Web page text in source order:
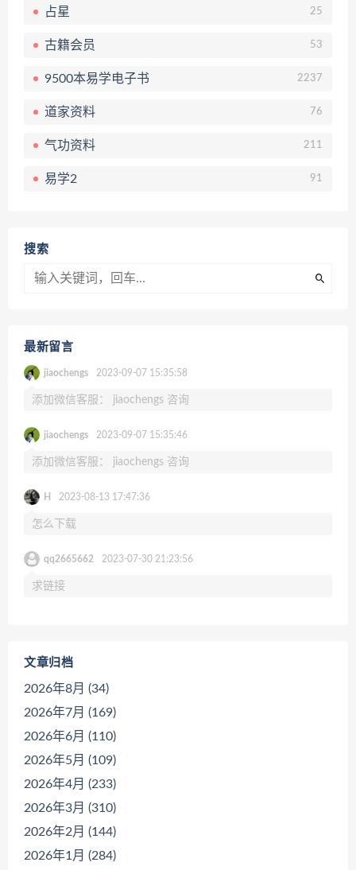
占星 25
古籍会员 53
9500本易学电子书 2237
道家资料 76
气功资料 211
易学2 91
搜索
最新留言
jiaochengs 2023-09-07 15:35:58
添加微信客服： jiaochengs 咨询
jiaochengs 2023-09-07 15:35:46
添加微信客服： jiaochengs 咨询
H 2023-08-13 17:47:36
怎么下载
qq2665662 2023-07-30 21:23:56
求链接
文章归档
2026年8月 (34)
2026年7月 (169)
2026年6月 (110)
2026年5月 (109)
2026年4月 (233)
2026年3月 (310)
2026年2月 (144)
2026年1月 (284)